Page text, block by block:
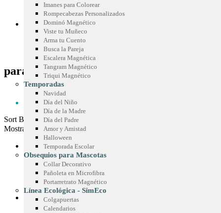
Imanes para Colorear
Rompecabezas Personalizados
Dominó Magnético
Viste tu Muñeco
Arma tu Cuento
Busca la Pareja
Escalera Magnética
Tangram Magnético
Triqui Magnético
Temporadas
Navidad
Día del Niño
Día de la Madre
Día del Padre
Amor y Amistad
Halloween
Temporada Escolar
Obsequios para Mascotas
Collar Decorativo
Pañoleta en Microfibra
Portarretrato Magnético
Línea Ecológica - SimEco
Colgapuertas
Calendarios
BLOG
para recordacion de marca
HOME
PARA RECORDACION DE MARCA
Sort By:
Mostrar:
para recordacion de marca
Imanes Coleccionables
Leer más
para recordacion de marca